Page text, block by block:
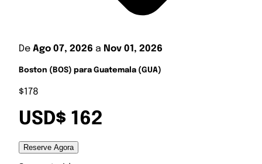
De Ago 07, 2026 a Nov 01, 2026
Boston (BOS) para Guatemala (GUA)
$178
USD$ 162
Reserve Agora